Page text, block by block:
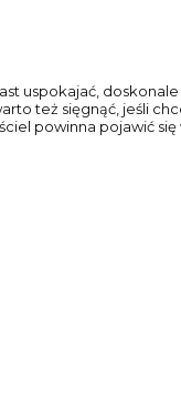
uspokajać,
też sięgnąć, jeśli
powinna pojawić się